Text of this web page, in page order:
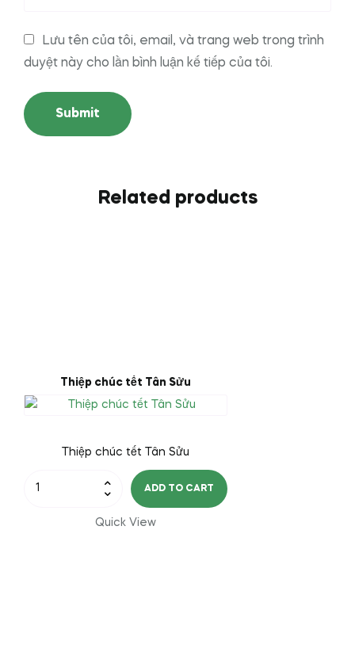
Lưu tên của tôi, email, và trang web trong trình
duyệt này cho lần bình luận kế tiếp của tôi.
Related products
Thiệp chúc tết Tân Sửu
Thiệp chúc tết Tân Sửu
ADD TO CART
Quick View